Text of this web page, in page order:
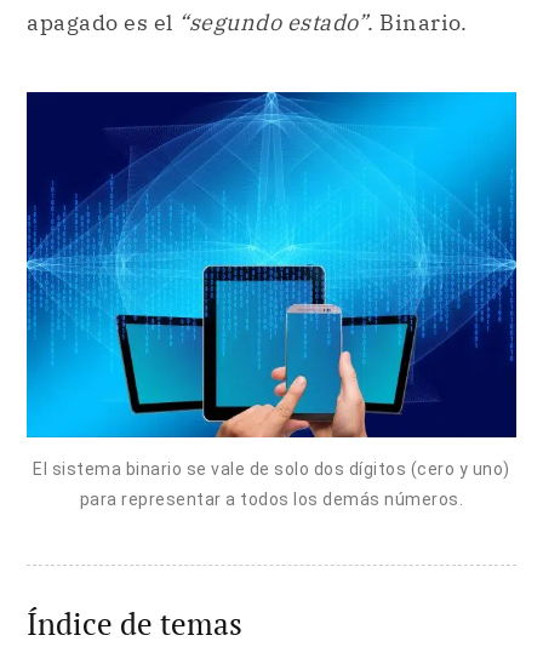
apagado es el “segundo estado”. Binario.
El sistema binario se vale de solo dos dígitos (cero y uno)
para representar a todos los demás números.
Índice de temas